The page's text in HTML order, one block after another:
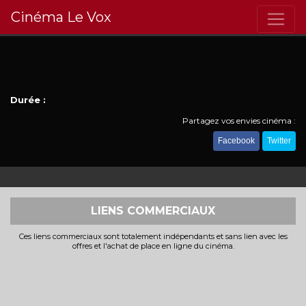
Cinéma Le Vox
Durée :
Partagez vos envies cinéma :
Facebook Twitter
LIENS COMMERCIAUX
Ces liens commerciaux sont totalement indépendants et sans lien avec les
offres et l'achat de place en ligne du cinéma.